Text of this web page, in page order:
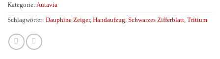
Kategorie: Autavia
Schlagwörter: Dauphine Zeiger, Handaufzug, Schwarzes Zifferblatt, Tritium